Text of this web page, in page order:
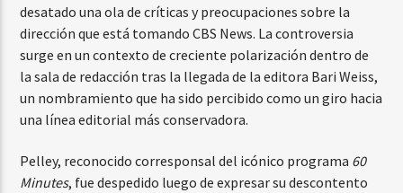
desatado una ola de críticas y preocupaciones sobre la
dirección que está tomando CBS News. La controversia
surge en un contexto de creciente polarización dentro de
la sala de redacción tras la llegada de la editora Bari Weiss,
un nombramiento que ha sido percibido como un giro hacia
una línea editorial más conservadora.
Pelley, reconocido corresponsal del icónico programa 60
Minutes, fue despedido luego de expresar su descontento